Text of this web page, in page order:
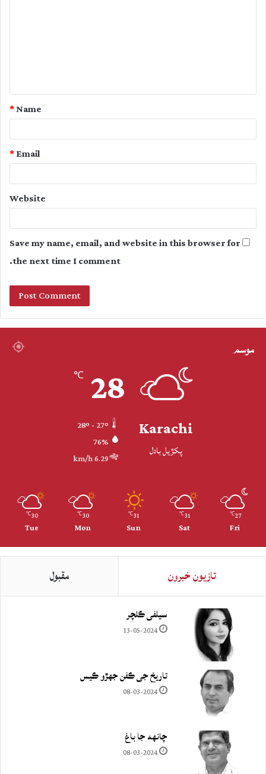
t
Name
*
Email
*
Website
Save my name, email, and website in this browser for
the next time I comment.
موسم
Karachi
پکڙيل بادل
28
℃
76%
6.29 km/h
27
℃
Fri
31
℃
Sat
31
℃
Sun
30
℃
Mon
30
℃
Tue
تازيون خبرون مقبول
سيلفي ڪلچر
13-05-2024
تاريخ جي ڪفن جھڙو ڪيس
08-03-2024
چانهه جا باغ
08-03-2024